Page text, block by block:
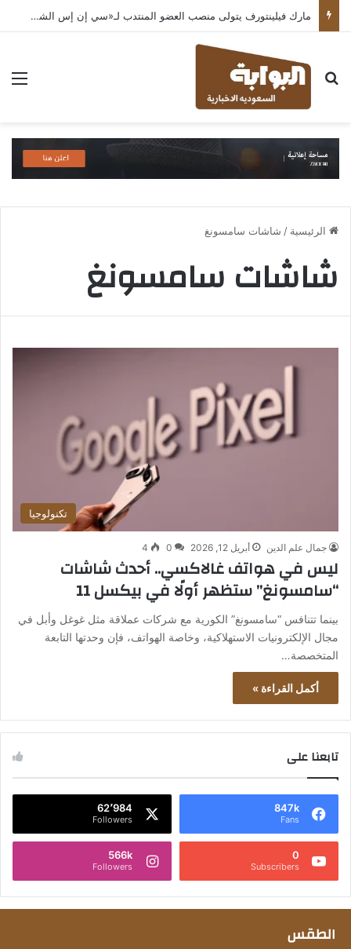
مارك فيلينتورف يتولى منصب العضو المنتدب لـ«سي إن إس الشرق الأوسط» ويشرف على شركات قطاع التكنولوجيا ضمن مجموعة غباش
بحث عن
الرئيسية / شاشات سامسونغ
شاشات سامسونغ
تكنولوجيا
جمال علم الدين أبريل 12, 2026 0
4
ليس في هواتف غالاكسي.. أحدث شاشات
“سامسونغ” ستظهر أولًا في بيكسل 11
بينما تتنافس “سامسونغ” الكورية مع شركات عملاقة مثل غوغل وأبل في
مجال الإلكترونيات الاستهلاكية، وخاصة الهواتف، فإن وحدتها التابعة
المتخصصة…
أكمل القراءة »
تابعنا على
847k
Fans
62٬984
Followers
0
Subscribers
566k
Followers
الطقس